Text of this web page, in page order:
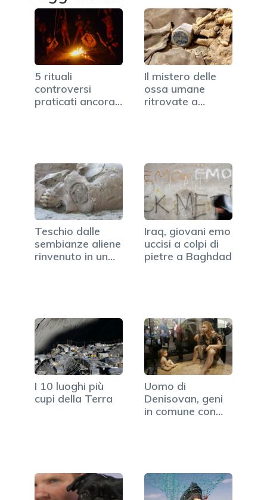
5 rituali
controversi
praticati ancora
Il mistero delle
ossa umane
ritrovate a
Teschio dalle
sembianze aliene
rinvenuto in un…
Iraq, giovani emo
uccisi a colpi di
pietre a Baghdad
I 10 luoghi più
cupi della Terra
Uomo di
Denisovan, geni
in comune con